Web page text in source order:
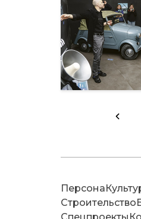
Персона
Строительство